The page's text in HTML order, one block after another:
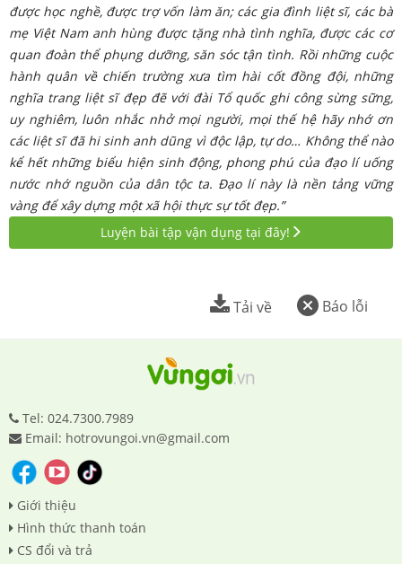
được học nghề, được trợ vốn làm ăn; các gia đình liệt sĩ, các bà
mẹ Việt Nam anh hùng được tặng nhà tình nghĩa, được các cơ
quan đoàn thể phụng dưỡng, săn sóc tận tình. Rồi những cuộc
hành quân về chiến trường xưa tìm hài cốt đồng đội, những
nghĩa trang liệt sĩ đẹp đẽ với đài Tổ quốc ghi công sừng sững,
uy nghiêm, luôn nhắc nhở mọi người, mọi thế hệ hãy nhớ ơn
các liệt sĩ đã hi sinh anh dũng vì độc lập, tự do… Không thể nào
kể hết những biểu hiện sinh động, phong phú của đạo lí uống
nước nhớ nguồn của dân tộc ta. Đạo lí này là nền tảng vững
vàng để xây dựng một xã hội thực sự tốt đẹp.”
Luyện bài tập vận dụng tại đây!
Báo lỗi
Tải về
Tel: 024.7300.7989
Email: hotrovungoi.vn@gmail.com
Giới thiệu
Hình thức thanh toán
CS đổi và trả